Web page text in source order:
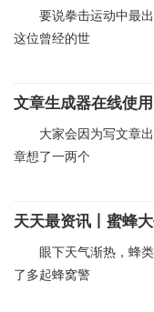
要说拳击运动中最
这位曾经的世
文章生成器在线使
大家会因为写文章
章想了一两个
天天最资讯丨蜜蜂
眼下天气渐热，蜂
了多起蜂窝警